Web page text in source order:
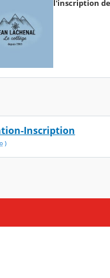
l'inscription
Inscription
)